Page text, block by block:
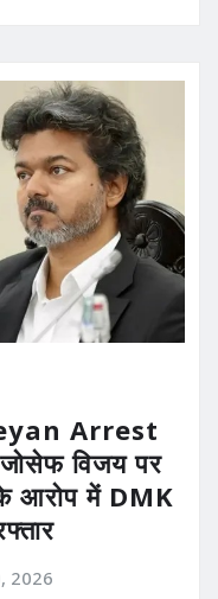
Arrest
विजय पर
आरोप में DMK
2026